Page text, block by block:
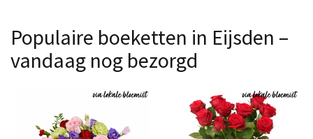
Populaire boeketten in Eijsden –
vandaag nog bezorgd